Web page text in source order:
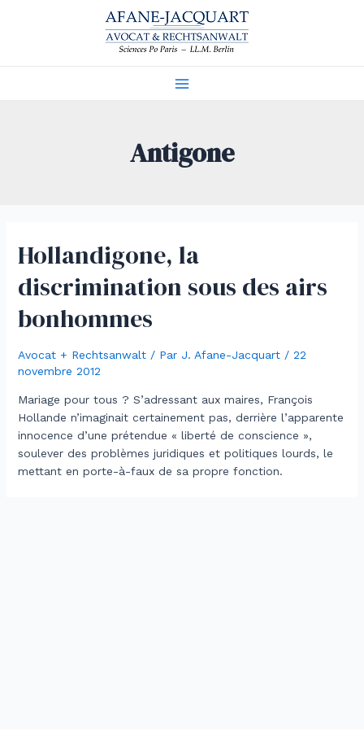
Antigone
Hollandigone, la
discrimination sous des airs
bonhommes
Avocat + Rechtsanwalt/ Par J. Afane-Jacquart / 22
novembre 2012
Mariage pour tous ? S’adressant aux maires, François
Hollande n’imaginait certainement pas, derrière l’apparente
innocence d’une prétendue « liberté de conscience »,
soulever des problèmes juridiques et politiques lourds, le
mettant en porte-à-faux de sa propre fonction.